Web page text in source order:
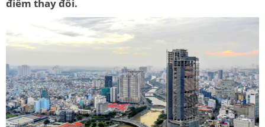
điểm thay đổi.